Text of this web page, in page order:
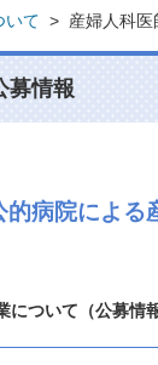
いて > 産婦人科医
募情報
的病院による
について （公募情